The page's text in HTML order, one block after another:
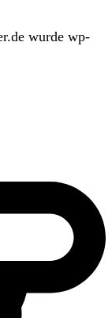
wurde wp-